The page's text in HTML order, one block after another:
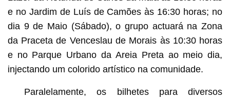
e no Jardim de Luís de Camões às 16:30 horas; no
dia 9 de Maio (Sábado), o grupo actuará na Zona
da Praceta de Venceslau de Morais às 10:30 horas
e no Parque Urbano da Areia Preta ao meio dia,
injectando um colorido artístico na comunidade.
Paralelamente, os bilhetes para diversos